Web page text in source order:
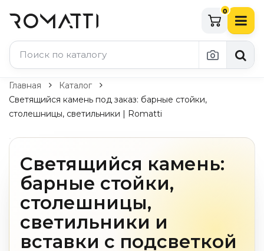
0
Каталог Romatti
Свет и освещение
По типу
Люстры
Потолочные светильники
Бра и настенные светильники
Настольные лампы
Торшеры
Технический свет
Уличное освещение
Главная
Каталог
Светящийся камень под заказ: барные стойки,
столешницы, светильники | Romatti
Светящийся камень:
барные стойки,
столешницы,
светильники и
вставки с подсветкой